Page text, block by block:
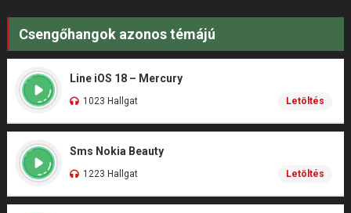
Csengőhangok azonos témájú
Line iOS 18 – Mercury
1023 Hallgat Letöltés
Sms Nokia Beauty
1223 Hallgat Letöltés